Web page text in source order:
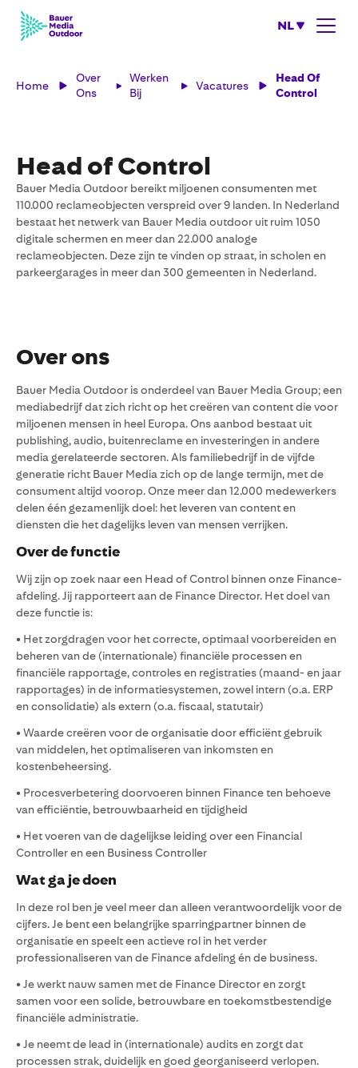
NL
Home
Over
Ons
Werken
Bij
Vacatures
Head Of
Control
Head of Control
Bauer Media Outdoor bereikt miljoenen consumenten met
110.000 reclameobjecten verspreid over 9 landen. In Nederland
bestaat het netwerk van Bauer Media outdoor uit ruim 1050
digitale schermen en meer dan 22.000 analoge
reclameobjecten. Deze zijn te vinden op straat, in scholen en
parkeergarages in meer dan 300 gemeenten in Nederland.
Over ons
Bauer Media Outdoor is onderdeel van Bauer Media Group; een
mediabedrijf dat zich richt op het creëren van content die voor
miljoenen mensen in heel Europa. Ons aanbod bestaat uit
publishing, audio, buitenreclame en investeringen in andere
media gerelateerde sectoren. Als familiebedrijf in de vijfde
generatie richt Bauer Media zich op de lange termijn, met de
consument altijd voorop. Onze meer dan 12.000 medewerkers
delen één gezamenlijk doel: het leveren van content en
diensten die het dagelijks leven van mensen verrijken.
Over de functie
Wij zijn op zoek naar een Head of Control binnen onze Finance-
afdeling. Jij rapporteert aan de Finance Director. Het doel van
deze functie is:
• Het zorgdragen voor het correcte, optimaal voorbereiden en
beheren van de (internationale) financiële processen en
financiële rapportage, controles en registraties (maand- en jaar
rapportages) in de informatiesystemen, zowel intern (o.a. ERP
en consolidatie) als extern (o.a. fiscaal, statutair)
• Waarde creëren voor de organisatie door efficiënt gebruik
van middelen, het optimaliseren van inkomsten en
kostenbeheersing.
• Procesverbetering doorvoeren binnen Finance ten behoeve
van efficiëntie, betrouwbaarheid en tijdigheid
• Het voeren van de dagelijkse leiding over een Financial
Controller en een Business Controller
Wat ga je doen
In deze rol ben je veel meer dan alleen verantwoordelijk voor de
cijfers. Je bent een belangrijke sparringpartner binnen de
organisatie en speelt een actieve rol in het verder
professionaliseren van de Finance afdeling én de business.
• Je werkt nauw samen met de Finance Director en zorgt
samen voor een solide, betrouwbare en toekomstbestendige
financiële administratie.
• Je neemt de lead in (internationale) audits en zorgt dat
processen strak, duidelijk en goed georganiseerd verlopen.